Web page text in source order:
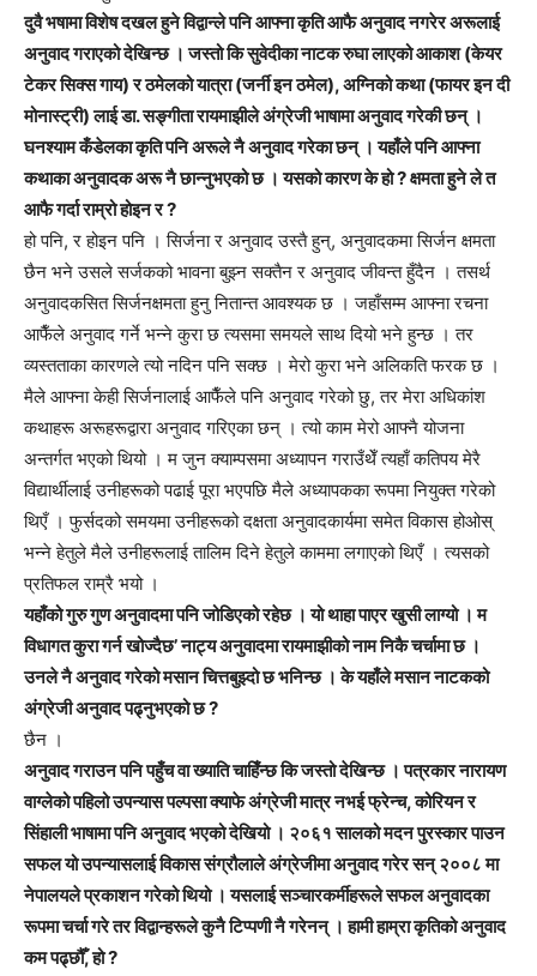
दुवै भषामा विशेष दखल हुने विद्वान्ले पनि आफ्ना कृति आफै अनुवाद नगरेर अरूलाई
अनुवाद गराएको देखिन्छ । जस्तो कि सुवेदीका नाटक रुघा लाएको आकाश (केयर
टेकर सिक्स गाय) र ठमेलको यात्रा (जर्नी इन ठमेल), अग्निको कथा (फायर इन दी
मोनास्ट्री) लाई डा. सङ्गीता रायमाझीले अंग्रेजी भाषामा अनुवाद गरेकी छन् ।
घनश्याम कँडेलका कृति पनि अरूले नै अनुवाद गरेका छन् । यहाँले पनि आफ्ना
कथाका अनुवादक अरू नै छान्नुभएको छ । यसको कारण के हो ? क्षमता हुने ले त
आफै गर्दा राम्रो होइन र ?
हो पनि, र होइन पनि । सिर्जना र अनुवाद उस्तै हुन्, अनुवादकमा सिर्जन क्षमता
छैन भने उसले सर्जकको भावना बुझ्न सक्तैन र अनुवाद जीवन्त हुँदैन । तसर्थ
अनुवादकसित सिर्जनक्षमता हुनु नितान्त आवश्यक छ । जहाँसम्म आफ्ना रचना
आफैँले अनुवाद गर्ने भन्ने कुरा छ त्यसमा समयले साथ दियो भने हुन्छ । तर
व्यस्तताका कारणले त्यो नदिन पनि सक्छ । मेरो कुरा भने अलिकति फरक छ ।
मैले आफ्ना केही सिर्जनालाई आफैँले पनि अनुवाद गरेको छु, तर मेरा अधिकांश
कथाहरू अरूहरूद्वारा अनुवाद गरिएका छन् । त्यो काम मेरो आफ्नै योजना
अन्तर्गत भएको थियो । म जुन क्याम्पसमा अध्यापन गराउँथेँ त्यहाँ कतिपय मेरै
विद्यार्थीलाई उनीहरूको पढाई पूरा भएपछि मैले अध्यापकका रूपमा नियुक्त गरेको
थिएँ । फुर्सदको समयमा उनीहरूको दक्षता अनुवादकार्यमा समेत विकास होओस्
भन्ने हेतुले मैले उनीहरूलाई तालिम दिने हेतुले काममा लगाएको थिएँ । त्यसको
प्रतिफल राम्रै भयो ।
यहाँको गुरु गुण अनुवादमा पनि जोडिएको रहेछ । यो थाहा पाएर खुसी लाग्यो । म
विधागत कुरा गर्न खोज्दैछ’ नाट्य अनुवादमा रायमाझीको नाम निकै चर्चामा छ ।
उनले नै अनुवाद गरेको मसान चित्तबुझ्दो छ भनिन्छ । के यहाँले मसान नाटकको
अंग्रेजी अनुवाद पढ्नुभएको छ ?
छैन ।
अनुवाद गराउन पनि पहुँच वा ख्याति चाहिँन्छ कि जस्तो देखिन्छ । पत्रकार नारायण
वाग्लेको पहिलो उपन्यास पल्पसा क्याफे अंग्रेजी मात्र नभई फ्रेन्च, कोरियन र
सिंहाली भाषामा पनि अनुवाद भएको देखियो । २०६१ सालको मदन पुरस्कार पाउन
सफल यो उपन्यासलाई विकास संग्रौलाले अंग्रेजीमा अनुवाद गरेर सन् २००८ मा
नेपालयले प्रकाशन गरेको थियो । यसलाई सञ्चारकर्मीहरूले सफल अनुवादका
रूपमा चर्चा गरे तर विद्वान्हरूले कुनै टिप्पणी नै गरेनन् । हामी हाम्रा कृतिको अनुवाद
कम पढ्छौँ, हो ?